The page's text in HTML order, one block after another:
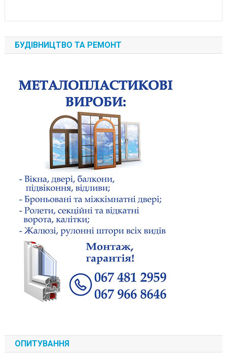
БУДІВНИЦТВО ТА РЕМОНТ
ОПИТУВАННЯ